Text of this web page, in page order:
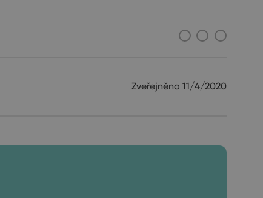
Zveřejněno 11/4/2020